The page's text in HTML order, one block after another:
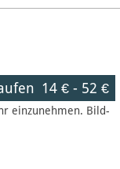
14 €- 52 €
einzunehmen. Bild-